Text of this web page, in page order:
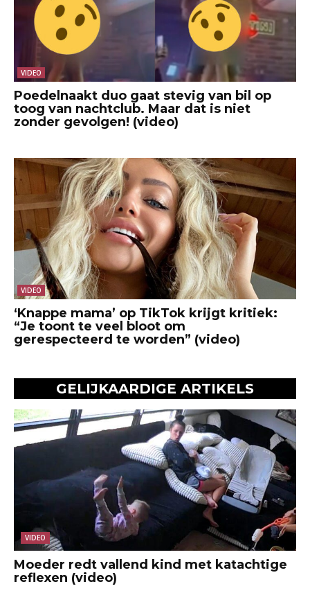
VIDEO
Poedelnaakt duo gaat stevig van bil op
toog van nachtclub. Maar dat is niet
zonder gevolgen! (video)
VIDEO
‘Knappe mama’ op TikTok krijgt kritiek:
“Je toont te veel bloot om
gerespecteerd te worden” (video)
GELIJKAARDIGE ARTIKELS
VIDEO
Moeder redt vallend kind met katachtige
reflexen (video)